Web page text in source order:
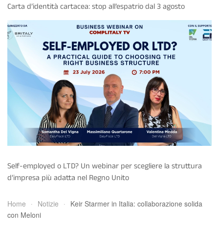
Carta d’identità cartacea: stop all’espatrio dal 3 agosto
Self-employed o LTD? Un webinar per scegliere la struttura
d’impresa più adatta nel Regno Unito
Home Notizie
Keir Starmer in Italia: collaborazione solida
con Meloni